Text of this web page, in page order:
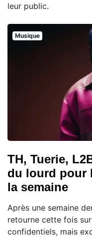
leur public.
Musique
TH, Tuerie,
du lourd pour
la semaine
Après une semaine
retourne cette fois
confidentiels, mais